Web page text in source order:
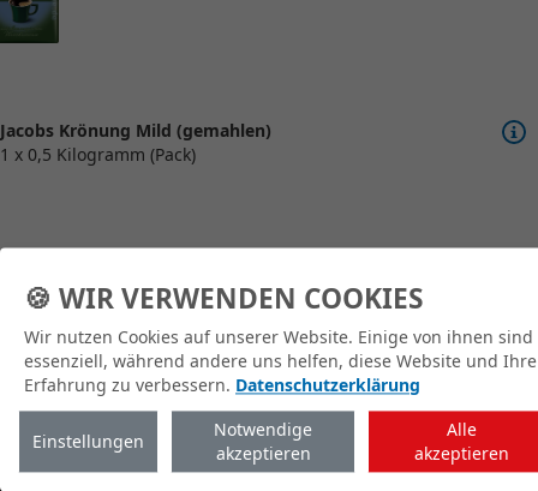
Jacobs Krönung Mild (gemahlen)
1 x 0,5 Kilogramm (Pack)
zum Shop
🍪 WIR VERWENDEN COOKIES
Wir nutzen Cookies auf unserer Website. Einige von ihnen sind
essenziell, während andere uns helfen, diese Website und Ihre
Erfahrung zu verbessern. Datenschutzerklärung
Einstellungen
Notwendige
akzeptieren
Alle
akzeptieren